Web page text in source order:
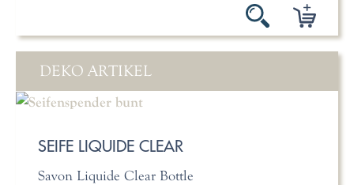
DEKO ARTIKEL
SEIFE LIQUIDE CLEAR
Savon Liquide Clear Bottle